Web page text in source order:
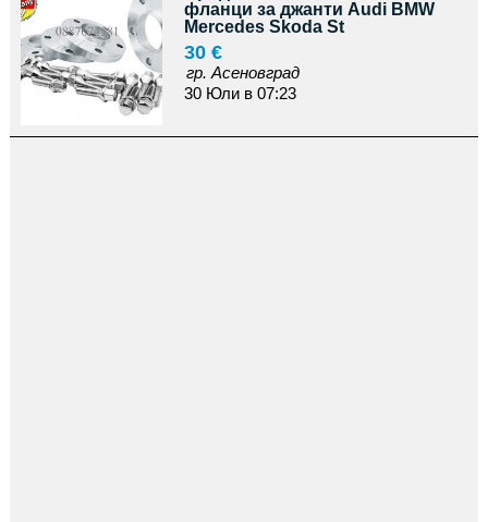
фланци за джанти Audi BMW
Mercedes Skoda St
30 €
гр. Асеновград
30 Юли в 07:23